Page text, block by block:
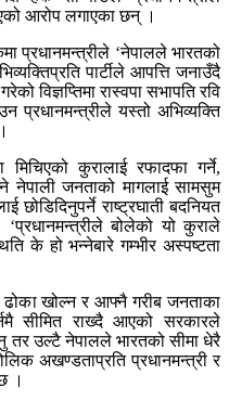
आरोप लगाएका छन् ।
प्रधानमन्त्रीले ‘नेपालले भारतको
पार्टीले आपत्ति जनाउँदै
विज्ञप्तिमा रास्वपा सभापति रवि
प्रधानमन्त्रीले यस्तो अभिव्यक्ति
मिचिएको कुरालाई रफादफा गर्ने,
नेपाली जनताको मागलाई सामसुम
छोडिदिनुपर्ने राष्ट्रघाती बदनियत
‘प्रधानमन्त्रीले बोलेको यो कुराले
के हो भन्नेबारे गम्भीर अस्पष्टता
ढोका खोल्न र आफ्नै गरीब जनताका
सीमित राख्दै आएको सरकारले
तर उल्टै नेपालले भारतको सीमा धेरै
अखण्डताप्रति प्रधानमन्त्री र
।